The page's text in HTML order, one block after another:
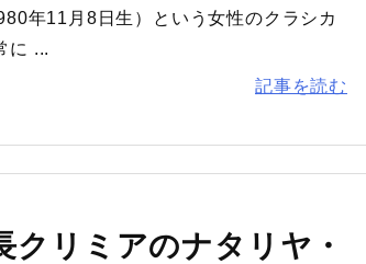
年11月8日生）という女性のクラシカ
に ...
記事を読む
リミアのナタリヤ・